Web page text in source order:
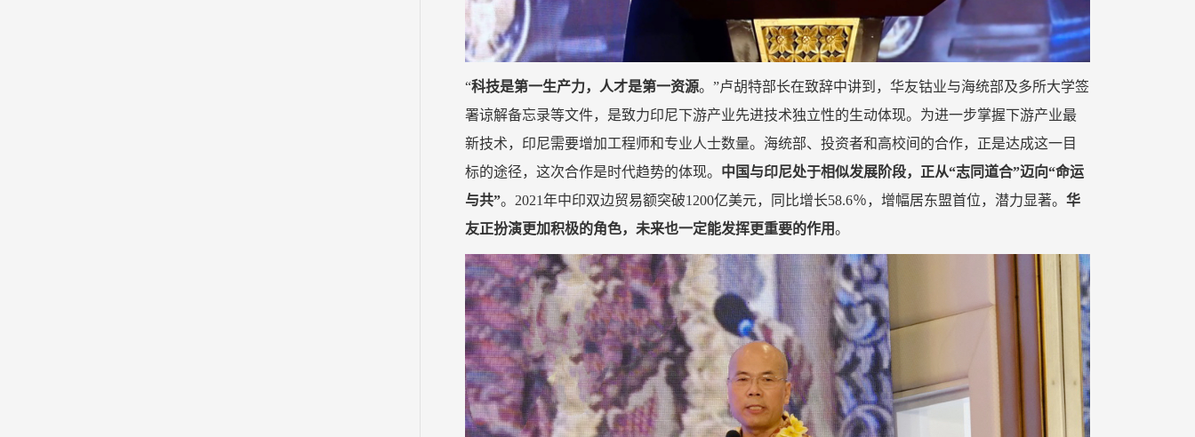
“科技是第一生产力，人才是第一资源。”卢胡特部长在致辞中讲到，华友钴业与海统部及多所大学签
署谅解备忘录等文件，是致力印尼下游产业先进技术独立性的生动体现。为进一步掌握下游产业最
新技术，印尼需要增加工程师和专业人士数量。海统部、投资者和高校间的合作，正是达成这一目
标的途径，这次合作是时代趋势的体现。 中国与印尼处于相似发展阶段，正从“志同道合”迈向“命运
与共”。2021年中印双边贸易额突破1200亿美元，同比增长58.6％，增幅居东盟首位，潜力显著。华
友正扮演更加积极的角色，未来也一定能发挥更重要的作用。